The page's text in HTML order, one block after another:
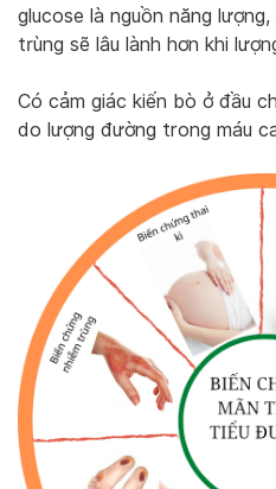
glucose là nguồn năng
trùng sẽ lâu lành hơn khi
Có cảm giác kiến bò ở đầu
do lượng đường trong máu